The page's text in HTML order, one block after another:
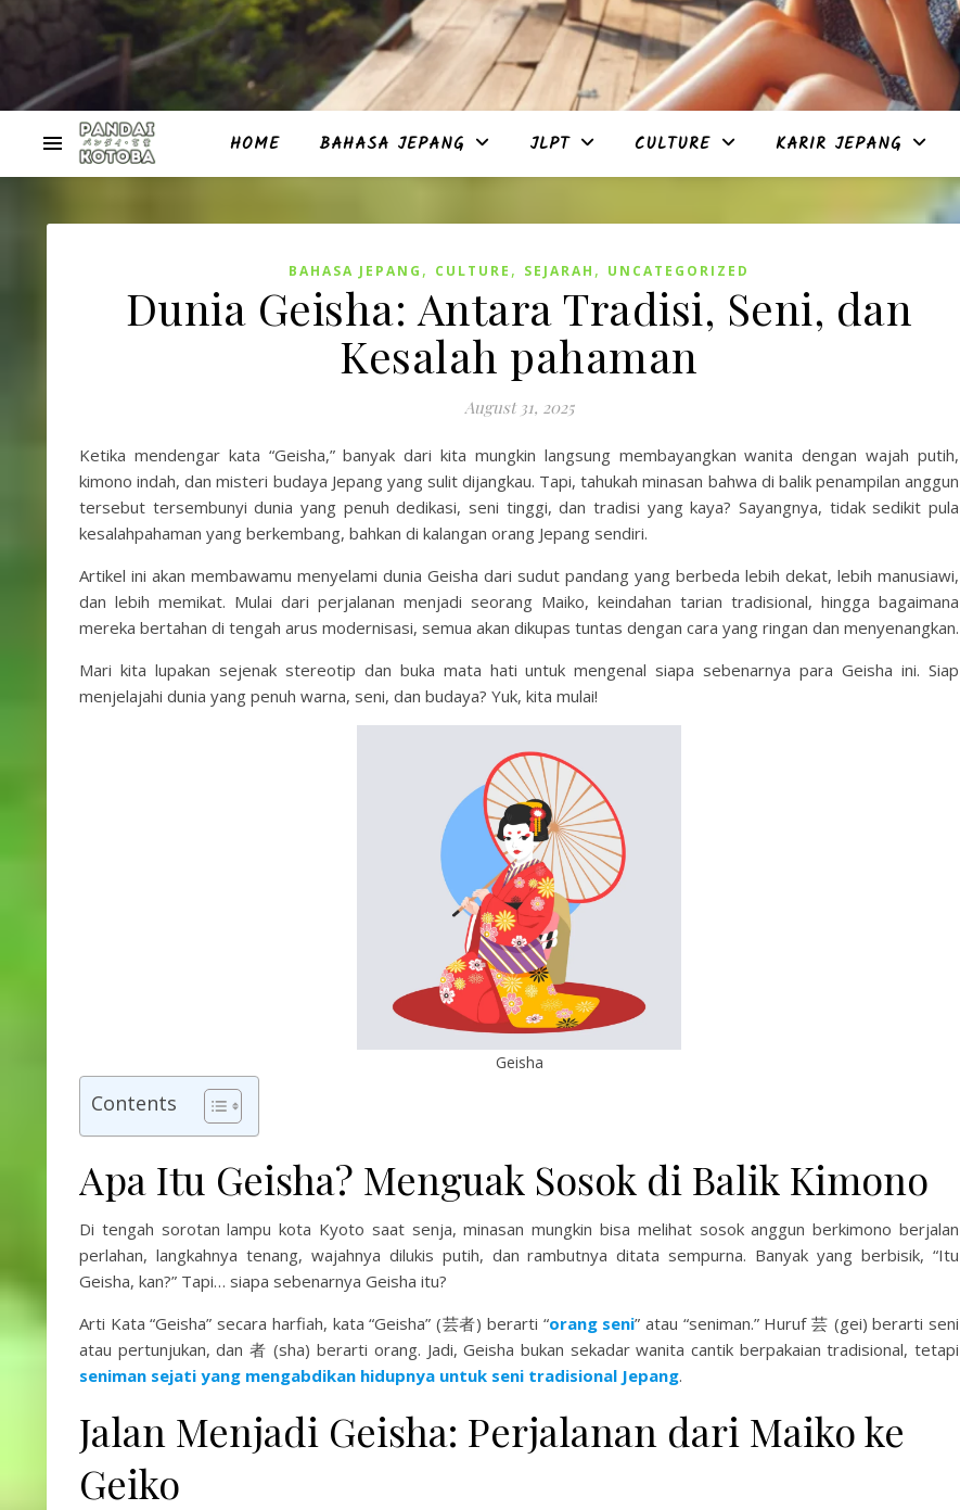
HOME BAHASA JEPANG JLPT CULTURE KARIR JEPANG
BAHASA JEPANG , CULTURE , SEJARAH , UNCATEGORIZED
Dunia Geisha: Antara Tradisi, Seni, dan
Kesalah pahaman
August 31, 2025
Ketika mendengar kata “Geisha,” banyak dari kita mungkin langsung membayangkan wanita dengan wajah putih,
kimono indah, dan misteri budaya Jepang yang sulit dijangkau. Tapi, tahukah minasan bahwa di balik penampilan anggun
tersebut tersembunyi dunia yang penuh dedikasi, seni tinggi, dan tradisi yang kaya? Sayangnya, tidak sedikit pula
kesalahpahaman yang berkembang, bahkan di kalangan orang Jepang sendiri.
Artikel ini akan membawamu menyelami dunia Geisha dari sudut pandang yang berbeda lebih dekat, lebih manusiawi,
dan lebih memikat. Mulai dari perjalanan menjadi seorang Maiko, keindahan tarian tradisional, hingga bagaimana
mereka bertahan di tengah arus modernisasi, semua akan dikupas tuntas dengan cara yang ringan dan menyenangkan.
Mari kita lupakan sejenak stereotip dan buka mata hati untuk mengenal siapa sebenarnya para Geisha ini. Siap
menjelajahi dunia yang penuh warna, seni, dan budaya? Yuk, kita mulai!
Geisha
Contents
Apa Itu Geisha? Menguak Sosok di Balik Kimono
Di tengah sorotan lampu kota Kyoto saat senja, minasan mungkin bisa melihat sosok anggun berkimono berjalan
perlahan, langkahnya tenang, wajahnya dilukis putih, dan rambutnya ditata sempurna. Banyak yang berbisik, “Itu
Geisha, kan?” Tapi… siapa sebenarnya Geisha itu?
Arti Kata “Geisha” secara harfiah, kata “Geisha” (芸者) berarti “orang seni” atau “seniman.” Huruf 芸 (gei) berarti seni
atau pertunjukan, dan 者 (sha) berarti orang. Jadi, Geisha bukan sekadar wanita cantik berpakaian tradisional, tetapi
seniman sejati yang mengabdikan hidupnya untuk seni tradisional Jepang.
Jalan Menjadi Geisha: Perjalanan dari Maiko ke
Geiko